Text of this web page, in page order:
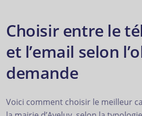
Choisir entre le
et l’email selon
demande
Voici comment choisir le meilleur